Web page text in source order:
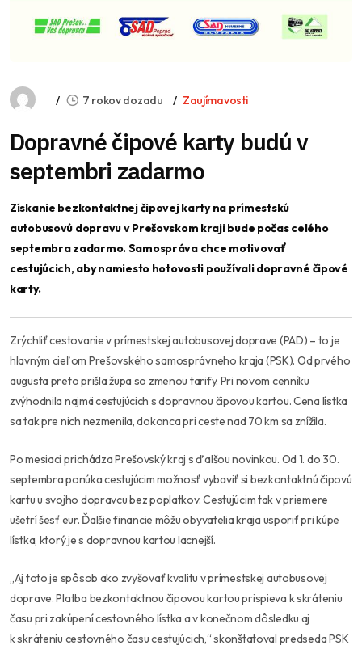
7 rokov dozadu Zaujímavosti
Dopravné čipové karty budú v
septembri zadarmo
Získanie bezkontaktnej čipovej karty na prímestskú
autobusovú dopravu v Prešovskom kraji bude počas celého
septembra zadarmo. Samospráva chce motivovať
cestujúcich, aby namiesto hotovosti používali dopravné čipové
karty.
Zrýchliť cestovanie v prímestskej autobusovej doprave (PAD) – to je
hlavným cieľom Prešovského samosprávneho kraja (PSK). Od prvého
augusta preto prišla župa so zmenou tarify. Pri novom cenníku
zvýhodnila najmä cestujúcich s dopravnou čipovou kartou. Cena lístka
sa tak pre nich nezmenila, dokonca pri ceste nad 70 km sa znížila.
Po mesiaci prichádza Prešovský kraj s ďalšou novinkou. Od 1. do 30.
septembra ponúka cestujúcim možnosť vybaviť si bezkontaktnú čipovú
kartu u svojho dopravcu bez poplatkov. Cestujúcim tak v priemere
ušetrí šesť eur. Ďalšie financie môžu obyvatelia kraja usporiť pri kúpe
lístka, ktorý je s dopravnou kartou lacnejší.
„Aj toto je spôsob ako zvyšovať kvalitu v prímestskej autobusovej
doprave. Platba bezkontaktnou čipovou kartou prispieva k skráteniu
času pri zakúpení cestovného lístka a v konečnom dôsledku aj
k skráteniu cestovného času cestujúcich,“skonštatoval predseda PSK